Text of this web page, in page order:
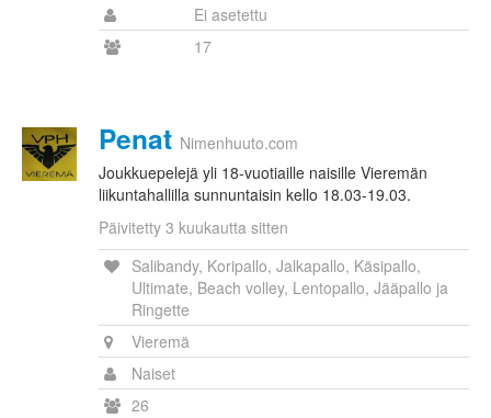
Ei asetettu
17
Penat Nimenhuuto.com
Joukkuepelejä yli 18-vuotiaille naisille Vieremän
liikuntahallilla sunnuntaisin kello 18.03-19.03.
Päivitetty 3 kuukautta sitten
Salibandy, Koripallo, Jalkapallo, Käsipallo,
Ultimate, Beach volley, Lentopallo, Jääpallo ja
Ringette
Vieremä
Naiset
26